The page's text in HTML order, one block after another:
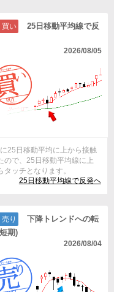
買い
25日移動平均線で反
2026/08/05
25日移動平均に上から接触
ので、25日移動平均線に上
タッチとなります。
25日移動平均線で反発へ
売り
下降トレンドへの転
期)
2026/08/04